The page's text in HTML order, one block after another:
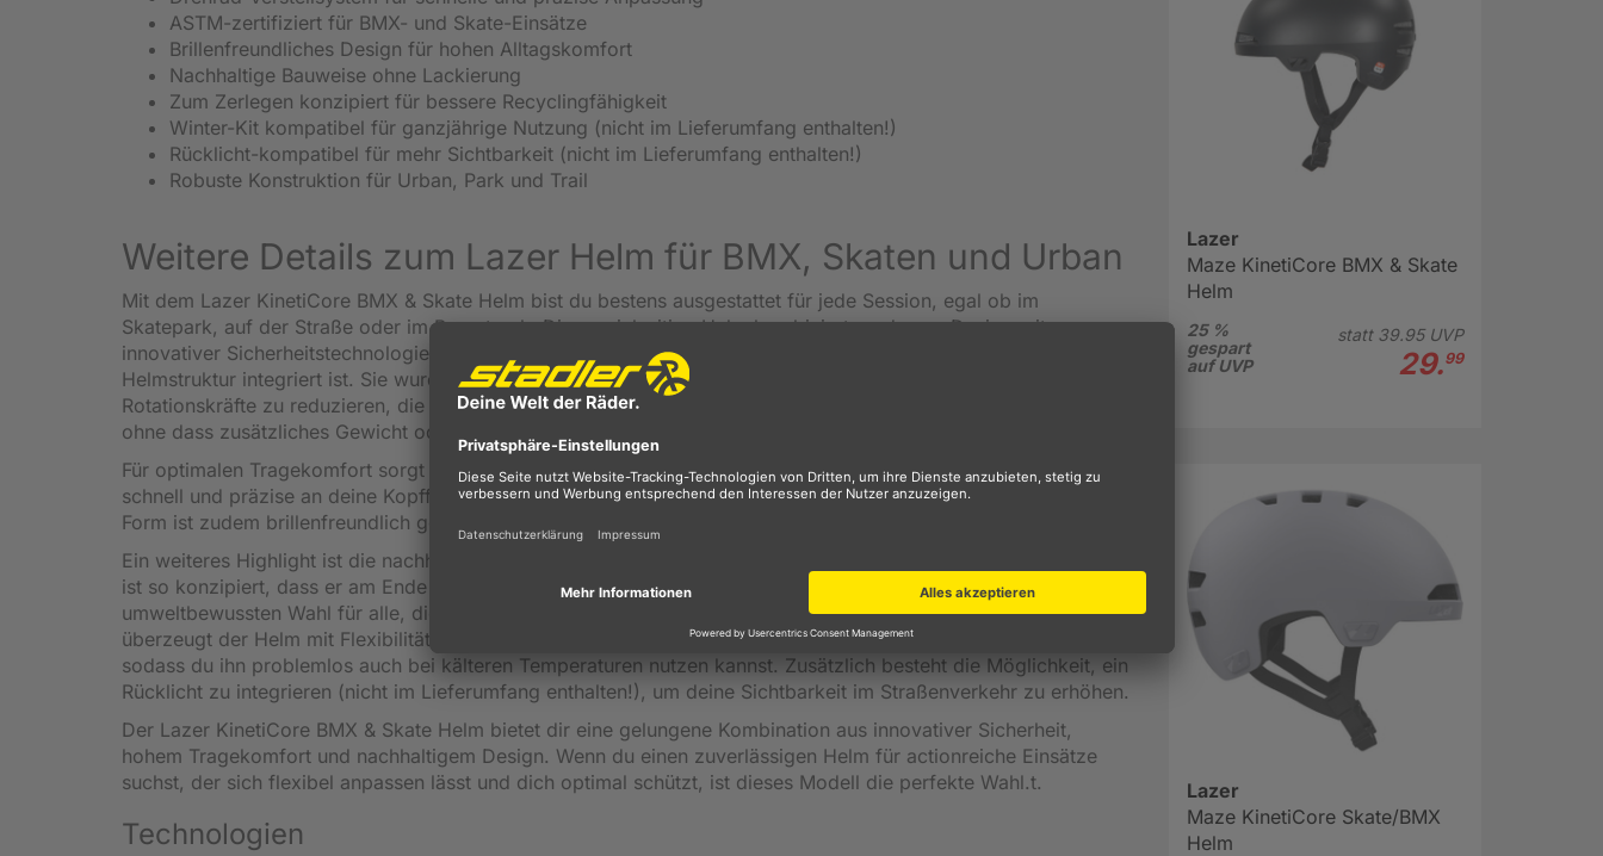
ASTM-zertifiziert für BMX- und Skate-Einsätze
Brillenfreundliches Design für hohen Alltagskomfort
Nachhaltige Bauweise ohne Lackierung
Zum Zerlegen konzipiert für bessere Recyclingfähigkeit
Winter-Kit kompatibel für ganzjährige Nutzung (nicht im Lieferumfang enthalten!)
Rücklicht-kompatibel für mehr Sichtbarkeit (nicht im Lieferumfang enthalten!)
Robuste Konstruktion für Urban, Park und Trail
Weitere Details zum Lazer Helm für BMX, Skaten und Urban
Mit dem Lazer KinetiCore BMX & Skate Helm bist du bestens ausgestattet für jede Session, egal ob im
Skatepark, auf der Straße oder im Pumptrack. Dieser vielseitige Helm kombiniert modernes Design mit
innovativer Sicherheitstechnologie. Im Zentrum steht die fortschrittliche KinetiCore-Technologie, die direkt in die
Helmstruktur integriert ist. Sie wurde entwickelt, um Aufprallkräfte gezielt zu absorbieren und insbesondere
Rotationskräfte zu reduzieren, die bei Stürzen häufig auftreten. Dadurch erhältst du ein hohes Maß an Schutz,
ohne dass zusätzliches Gewicht oder komplexe Konstruktionen nötig sind.
Für optimalen Tragekomfort sorgt das praktische Anpassungssystem mit Drehrad. Damit lässt sich der Helm
schnell und präzise an deine Kopfform anpassen, sodass er jederzeit sicher und bequem sitzt. Die durchdachte
Form ist zudem brillenfreundlich gestaltet, was ihn besonders alltagstauglich im Urbanen Radumfeld macht.
Ein weiteres Highlight ist die nachhaltige Konstruktion. Der Helm wurde bewusst ohne Lackierung gefertigt und
ist so konzipiert, dass er am Ende seiner Lebensdauer leichter zerlegt werden kann. Das macht ihn zu einer
umweltbewussten Wahl für alle, die Wert auf Nachhaltigkeit legen. Auch bei wechselnden Bedingungen
überzeugt der Helm mit Flexibilität. Er ist kompatibel mit einem Winter-Kit (nicht im Lieferumfang enthalten!),
sodass du ihn problemlos auch bei kälteren Temperaturen nutzen kannst. Zusätzlich besteht die Möglichkeit, ein
Rücklicht zu integrieren (nicht im Lieferumfang enthalten!), um deine Sichtbarkeit im Straßenverkehr zu erhöhen.
Der Lazer KinetiCore BMX & Skate Helm bietet dir eine gelungene Kombination aus innovativer Sicherheit,
hohem Tragekomfort und nachhaltigem Design. Wenn du einen zuverlässigen Helm für actionreiche Einsätze
suchst, der sich flexibel anpassen lässt und dich optimal schützt, ist dieses Modell die perfekte Wahl.t.
Technologien
Lazer
Maze KinetiCore BMX & Skate
Helm
25 %
gespart
auf UVP
statt 39.95UVP
29.99
Lazer
Maze KinetiCore Skate/BMX
Helm